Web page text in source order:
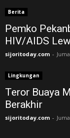
Berita
Pemko
HIV/AIDS
sijoritoday.com -
Lingkungan
Teror Buaya
Berakhir
sijoritoday.com -